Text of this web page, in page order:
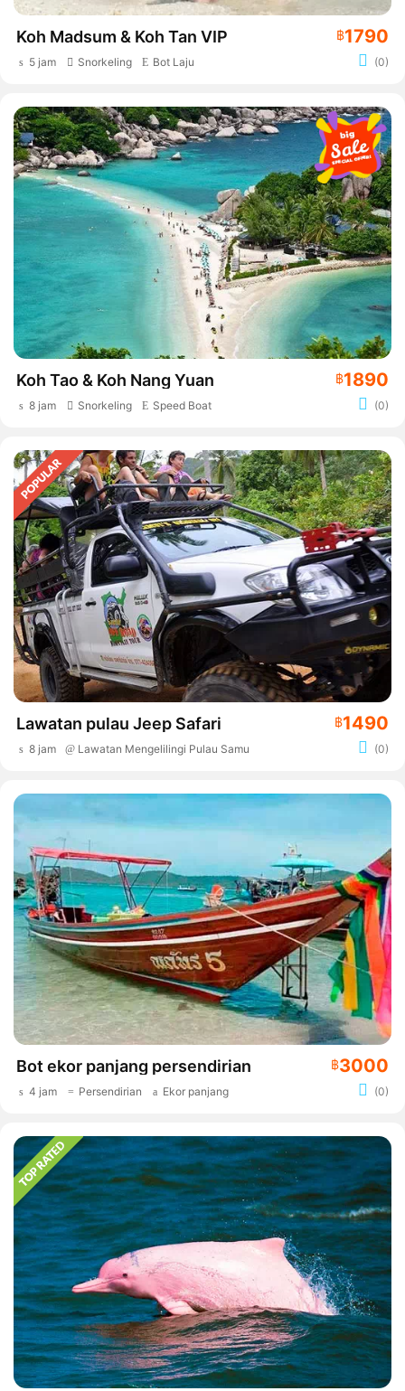
Koh Madsum & Koh Tan VIP ฿1790
5 jam Snorkeling Bot Laju (0)
Koh Tao & Koh Nang Yuan ฿1890
8 jam Snorkeling Speed Boat (0)
Lawatan pulau Jeep Safari ฿1490
8 jam Lawatan Mengelilingi Pulau Samui (0)
Bot ekor panjang persendirian ฿3000
4 jam Persendirian Ekor panjang (0)